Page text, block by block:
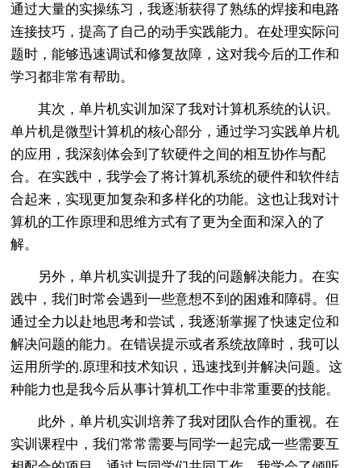
通过大量的实操练习，我逐渐获得了熟练的焊接和电路
连接技巧，提高了自己的动手实践能力。在处理实际问
题时，能够迅速调试和修复故障，这对我今后的工作和
学习都非常有帮助。
其次，单片机实训加深了我对计算机系统的认识。
单片机是微型计算机的核心部分，通过学习实践单片机
的应用，我深刻体会到了软硬件之间的相互协作与配
合。在实践中，我学会了将计算机系统的硬件和软件结
合起来，实现更加复杂和多样化的功能。这也让我对计
算机的工作原理和思维方式有了更为全面和深入的了
解。
另外，单片机实训提升了我的问题解决能力。在实
践中，我们时常会遇到一些意想不到的困难和障碍。但
通过全力以赴地思考和尝试，我逐渐掌握了快速定位和
解决问题的能力。在错误提示或者系统故障时，我可以
运用所学的.原理和技术知识，迅速找到并解决问题。这
种能力也是我今后从事计算机工作中非常重要的技能。
此外，单片机实训培养了我对团队合作的重视。在
实训课程中，我们常常需要与同学一起完成一些需要互